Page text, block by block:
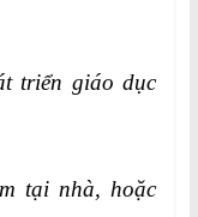
triển giáo dục
tại nhà, hoặc